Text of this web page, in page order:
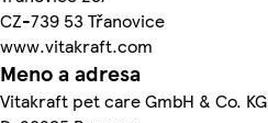
CZ-739 53 Třanovice
www.vitakraft.com
Meno a adresa
Vitakraft pet care GmbH & Co. KG